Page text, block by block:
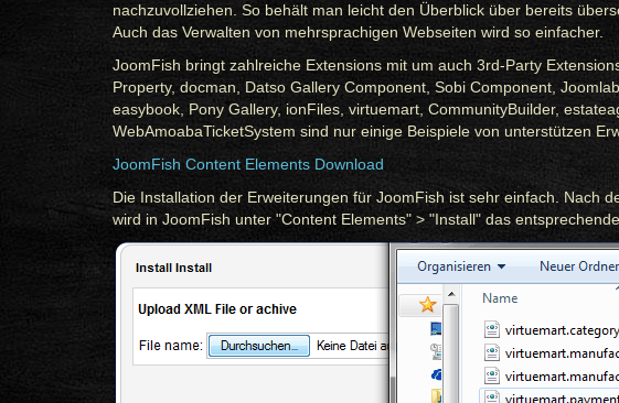
nachzuvollziehen. So behält man leicht den Überblick über bereits
Auch das Verwalten von mehrsprachigen Webseiten wird so einfacher.
JoomFish bringt zahlreiche Extensions mit um auch 3rd-Party
Property, docman, Datso Gallery Component, Sobi Component,
easybook, Pony Gallery, ionFiles, virtuemart, CommunityBuilder,
WebAmoabaTicketSystem sind nur einige Beispiele von unterstützen
JoomFish Content Elements Download
Die Installation der Erweiterungen für JoomFish ist sehr einfach. Nach
wird in JoomFish unter "Content Elements" > "Install" das